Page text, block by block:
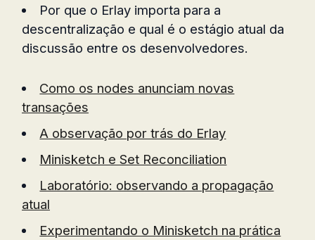
Por que o Erlay importa para a
descentralização e qual é o estágio atual da
discussão entre os desenvolvedores.
Como os nodes anunciam novas
transações
A observação por trás do Erlay
Minisketch e Set Reconciliation
Laboratório: observando a propagação
atual
Experimentando o Minisketch na prática